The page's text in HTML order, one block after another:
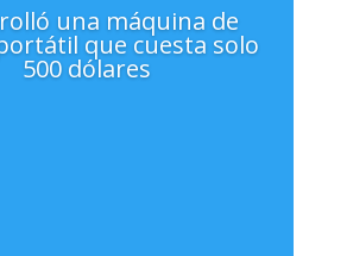
una máquina de
que cuesta solo
500 dólares